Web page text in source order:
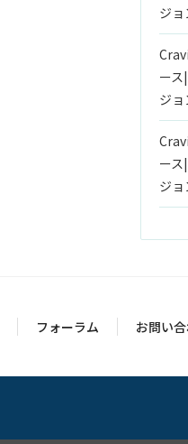
ジ
ー
ジ
ー
ジ
フォーラム お問い